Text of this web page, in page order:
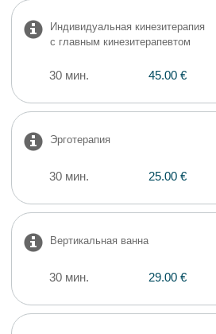
Индивидуальная кинезитерапия
с главным кинезитерапевтом
30 мин. 45.00 €
Эрготерапия
30 мин. 25.00 €
Вертикальная ванна
30 мин. 29.00 €